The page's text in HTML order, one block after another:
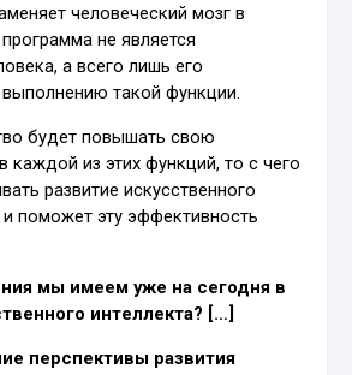
человеческий мозг в
не является
а всего лишь его
такой функции.
будет повышать свою
каждой из этих функций, то с чего
развитие искусственного
поможет эту эффективность
мы имеем уже на сегодня в
интеллекта? […]
перспективы развития